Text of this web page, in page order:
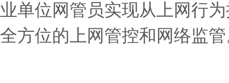
业单位网管员实现从上网行
全方位的上网管控和网络监